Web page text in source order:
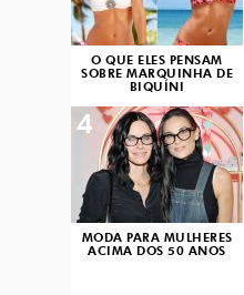
O QUE ELES PENSAM
SOBRE MARQUINHA DE
BIQUÍNI
MODA PARA MULHERES
ACIMA DOS 50 ANOS
4